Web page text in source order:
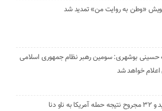
«وطن به روایت من» تمدید شد
حسینی بوشهری: سومین رهبر نظام جمهوری اسلامی
اعلام خواهد شد